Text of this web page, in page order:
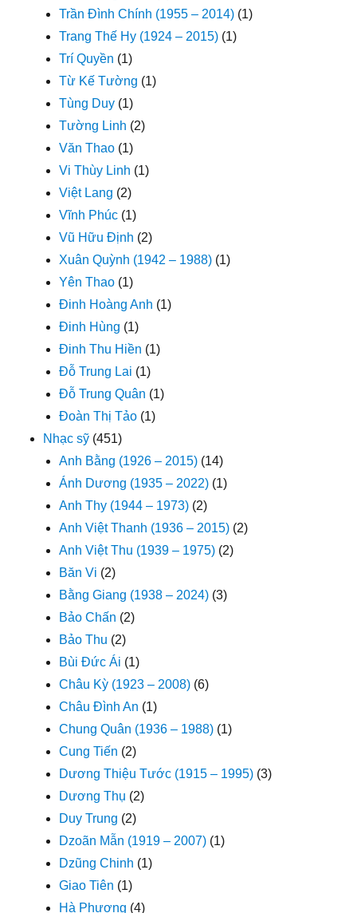
Trần Đình Chính (1955 – 2014) (1)
Trang Thế Hy (1924 – 2015) (1)
Trí Quyền (1)
Từ Kế Tường (1)
Tùng Duy (1)
Tường Linh (2)
Văn Thao (1)
Vi Thùy Linh (1)
Việt Lang (2)
Vĩnh Phúc (1)
Vũ Hữu Định (2)
Xuân Quỳnh (1942 – 1988) (1)
Yên Thao (1)
Đinh Hoàng Anh (1)
Đinh Hùng (1)
Đinh Thu Hiền (1)
Đỗ Trung Lai (1)
Đỗ Trung Quân (1)
Đoàn Thị Tảo (1)
Nhạc sỹ (451)
Anh Bằng (1926 – 2015) (14)
Ánh Dương (1935 – 2022) (1)
Anh Thy (1944 – 1973) (2)
Anh Việt Thanh (1936 – 2015) (2)
Anh Việt Thu (1939 – 1975) (2)
Băn Vi (2)
Bằng Giang (1938 – 2024) (3)
Bảo Chấn (2)
Bảo Thu (2)
Bùi Đức Ái (1)
Châu Kỳ (1923 – 2008) (6)
Châu Đình An (1)
Chung Quân (1936 – 1988) (1)
Cung Tiến (2)
Dương Thiệu Tước (1915 – 1995) (3)
Dương Thụ (2)
Duy Trung (2)
Dzoãn Mẫn (1919 – 2007) (1)
Dzũng Chinh (1)
Giao Tiên (1)
Hà Phương (4)